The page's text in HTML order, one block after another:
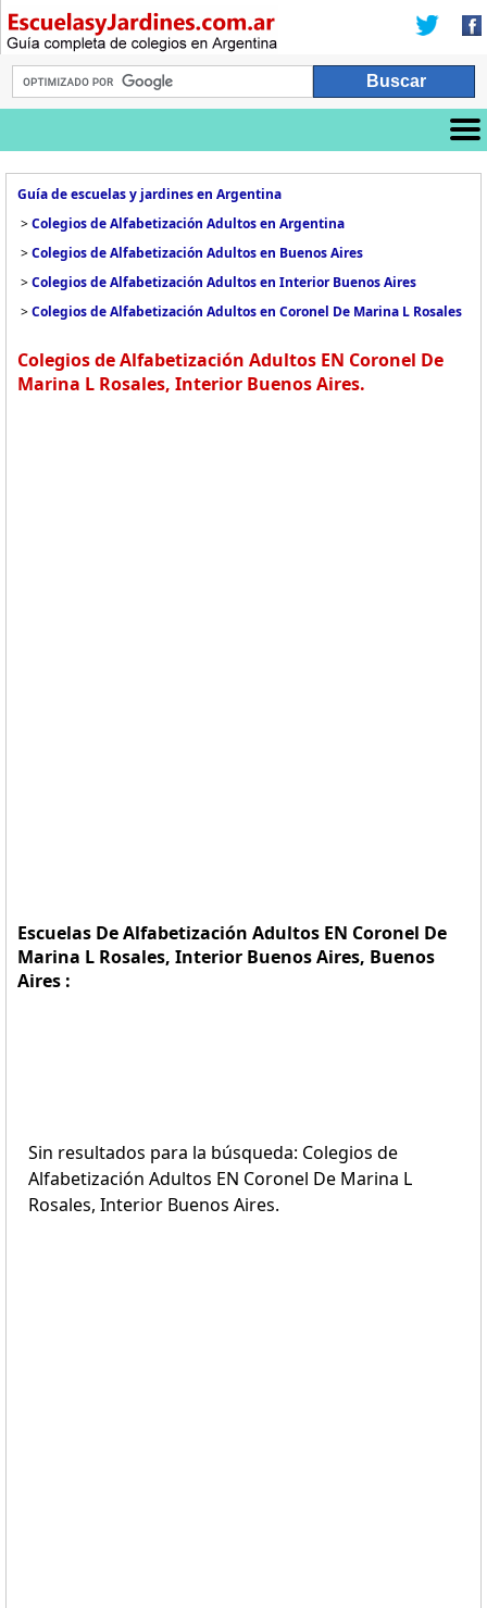
Guía de escuelas y jardines en Argentina
>Colegios de Alfabetización Adultos en Argentina
>Colegios de Alfabetización Adultos en Buenos Aires
>Colegios de Alfabetización Adultos en Interior Buenos Aires
>Colegios de Alfabetización Adultos en Coronel De Marina L Rosales
Colegios de Alfabetización Adultos EN Coronel De
Marina L Rosales, Interior Buenos Aires.
Escuelas De Alfabetización Adultos EN Coronel De
Marina L Rosales, Interior Buenos Aires, Buenos
Aires :
Sin resultados para la búsqueda: Colegios de
Alfabetización Adultos EN Coronel De Marina L
Rosales, Interior Buenos Aires.